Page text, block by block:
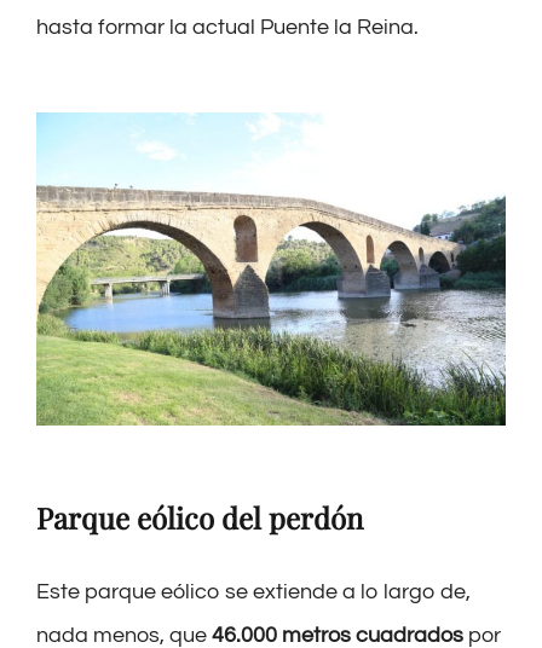
hasta formar la actual Puente la Reina.
Parque eólico del perdón
Este parque eólico se extiende a lo largo de,
nada menos, que 46.000 metros cuadrados por